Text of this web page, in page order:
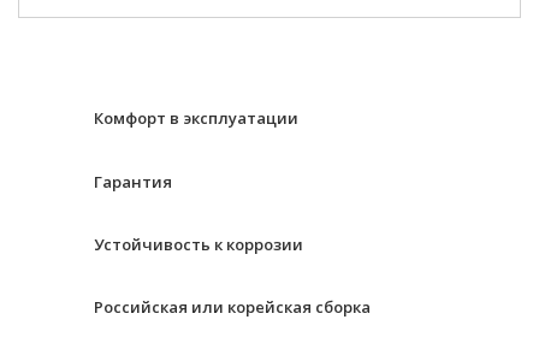
Комфорт в эксплуатации
Гарантия
Устойчивость к коррозии
Российская или корейская сборка